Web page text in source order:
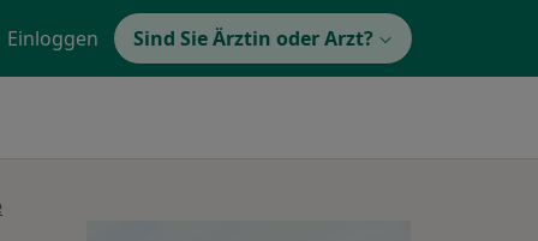
Einloggen Sind Sie Ärztin oder Arzt?